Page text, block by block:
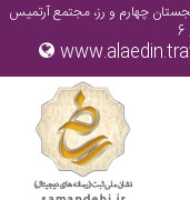
چهارم و رز، مجتمع آرتمیس